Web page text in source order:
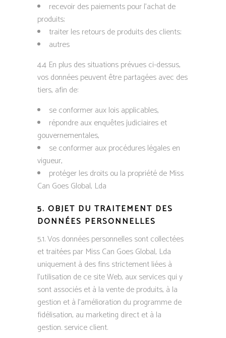
recevoir des paiements pour l’achat de
produits;
traiter les retours de produits des clients;
autres
4.4 En plus des situations prévues ci-dessus,
vos données peuvent être partagées avec des
tiers, afin de:
se conformer aux lois applicables,
répondre aux enquêtes judiciaires et
gouvernementales,
se conformer aux procédures légales en
vigueur,
protéger les droits ou la propriété de Miss
Can Goes Global, Lda
5. OBJET DU TRAITEMENT DES
DONNÉES PERSONNELLES
5.1. Vos données personnelles sont collectées
et traitées par Miss Can Goes Global, Lda
uniquement à des fins strictement liées à
l’utilisation de ce site Web, aux services qui y
sont associés et à la vente de produits, à la
gestion et à l’amélioration du programme de
fidélisation, au marketing direct et à la
gestion. service client.